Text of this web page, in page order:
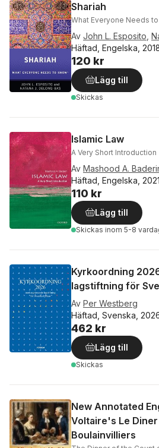
Shariah
What Everyone Needs
Av John L. Esposito,
Häftad, Engelska,
120 kr
Lägg till
Skickas
Islamic Law
A Very Short Introduction
Av Mashood A.
Häftad, Engelska, 2021
110 kr
Lägg till
Skickas inom 5-8
Kyrkoordning
lagstiftning för
Av Per Westberg
Häftad, Svenska,
462 kr
Lägg till
Skickas
New Annotated
Voltaire's Le
Boulainvilliers